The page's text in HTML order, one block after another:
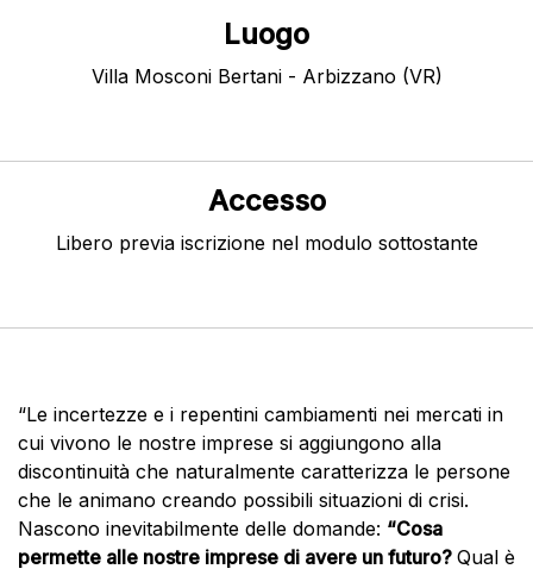
Luogo
Villa Mosconi Bertani - Arbizzano (VR)
Accesso
Libero previa iscrizione nel modulo sottostante
“Le incertezze e i repentini cambiamenti nei mercati in
cui vivono le nostre imprese si aggiungono alla
discontinuità che naturalmente caratterizza le persone
che le animano creando possibili situazioni di crisi.
Nascono inevitabilmente delle domande: “Cosa
permette alle nostre imprese di avere un futuro? Qual è